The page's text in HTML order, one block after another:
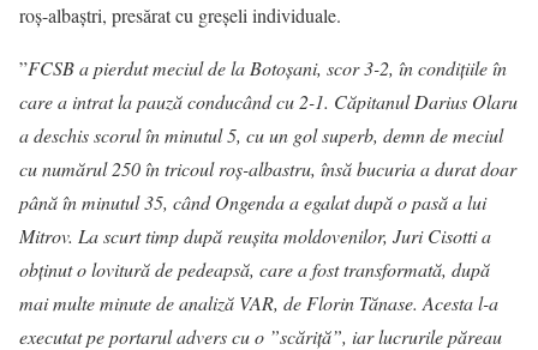
roș-albaștri, presărat cu greșeli individuale.
”FCSB a pierdut meciul de la Botoșani, scor 3-2, în condițiile în
care a intrat la pauză conducând cu 2-1. Căpitanul Darius Olaru
a deschis scorul în minutul 5, cu un gol superb, demn de meciul
cu numărul 250 în tricoul roș-albastru, însă bucuria a durat doar
până în minutul 35, când Ongenda a egalat după o pasă a lui
Mitrov. La scurt timp după reușita moldovenilor, Juri Cisotti a
obținut o lovitură de pedeapsă, care a fost transformată, după
mai multe minute de analiză VAR, de Florin Tănase. Acesta l-a
executat pe portarul advers cu o ”scăriță”, iar lucrurile păreau